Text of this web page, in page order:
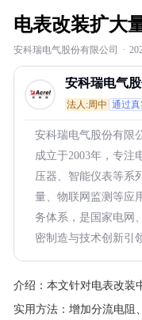
电表改装扩大
安科瑞电气股份有限公司 ·
安科瑞电气
法人:周中 通过
安科瑞电气股份有限
成立于2003年，专注
压器、智能仪表等系
量、物联网监测等应
务体系，是国家电网
密制造与技术创新引
介绍： 本文针对电表改装
实用方法：增加分流电阻